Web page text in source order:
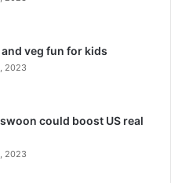
veg fun for kids
2023
could boost US real
2023